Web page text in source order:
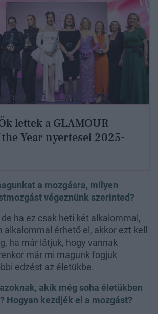
lettek a GLAMOUR
Year nyertesei 2025-
a mozgásra, milyen
végeznünk szerinted?
ha ez csak heti két alkalommal,
alkalommal érhető el, akkor ezt kell
ha már látjuk, hogy vannak
már mi magunk fogjuk
edzést az életükbe.
akik még soha életükben
Hogyan kezdjék el a mozgást?